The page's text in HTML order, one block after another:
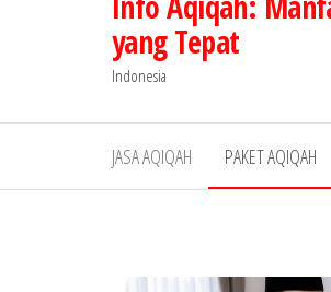
yang Tepat
Indonesia
JASA AQIQAH PAKET AQIQAH